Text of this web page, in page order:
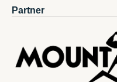
Partner